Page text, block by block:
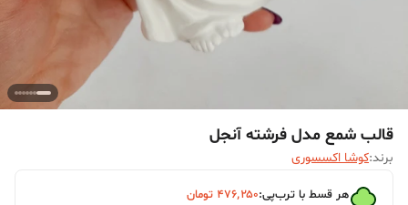
قالب شمع مدل فرشته آنجل
برند:کوشا اکسسوری
هر قسط با ترب‌پی:۴۷۶٬۲۵۰ تومان